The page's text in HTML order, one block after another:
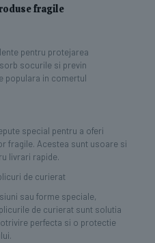
fragile
pentru protejarea
socurile si previn
populara in comertul
special pentru a oferi
fragile. Acestea sunt usoare si
livrari rapide.
de curierat
sau forme speciale,
de curierat sunt solutia
perfecta si o protectie